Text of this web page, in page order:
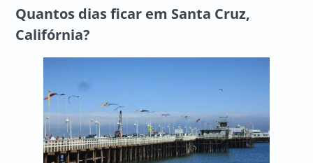
Quantos dias ficar em Santa Cruz,
Califórnia?